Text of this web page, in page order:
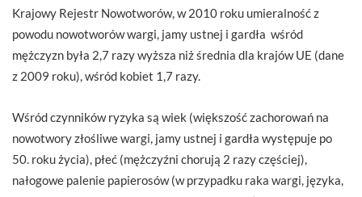
Krajowy Rejestr Nowotworów, w 2010 roku umieralność z
powodu nowotworów wargi, jamy ustnej i gardła wśród
mężczyzn była 2,7 razy wyższa niż średnia dla krajów UE (dane
z 2009 roku), wśród kobiet 1,7 razy.
Wśród czynników ryzyka są wiek (większość zachorowań na
nowotwory złośliwe wargi, jamy ustnej i gardła występuje po
50. roku życia), płeć (mężczyźni chorują 2 razy częściej),
nałogowe palenie papierosów (w przypadku raka wargi, języka,